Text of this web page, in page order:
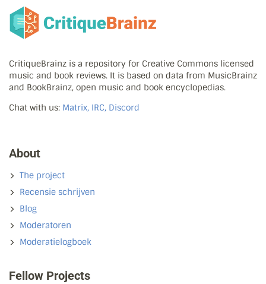
CritiqueBrainz is a repository for Creative Commons licensed
music and book reviews. It is based on data from MusicBrainz
and BookBrainz, open music and book encyclopedias.
Chat with us: Matrix, IRC, Discord
About
The project
Recensie schrijven
Blog
Moderatoren
Moderatielogboek
Fellow Projects